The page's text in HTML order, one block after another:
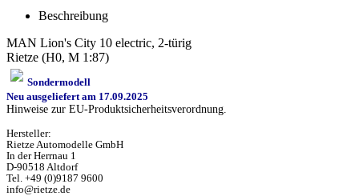
Beschreibung
MAN Lion's City 10 electric, 2-türig
Rietze (H0, M 1:87)
Sondermodell
Neu ausgeliefert am 17.09.2025
Hinweise zur EU-Produktsicherheitsverordnung.
Hersteller:
Rietze Automodelle GmbH
In der Herrnau 1
D-90518 Altdorf
Tel. +49 (0)9187 9600
info@rietze.de